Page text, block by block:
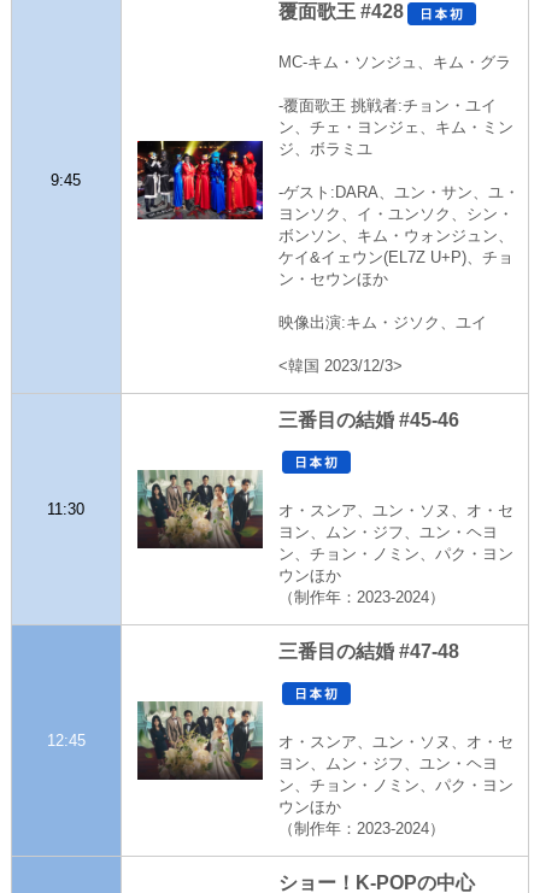
9:45
覆面歌王 #428
MC-キム・ソンジュ、キム・グラ
-覆面歌王 挑戦者:チョン・ユイ
ン、チェ・ヨンジェ、キム・ミン
ジ、ボラミユ
-ゲスト:DARA、ユン・サン、ユ・
ヨンソク、イ・ユンソク、シン・
ボンソン、キム・ウォンジュン、
ケイ&イェウン(EL7Z U+P)、チョ
ン・セウンほか
映像出演:キム・ジソク、ユイ
<韓国 2023/12/3>
11:30
三番目の結婚 #45-46
オ・スンア、ユン・ソヌ、オ・セ
ヨン、ムン・ジフ、ユン・ヘヨ
ン、チョン・ノミン、パク・ヨン
ウンほか
（制作年：2023-2024）
12:45
三番目の結婚 #47-48
オ・スンア、ユン・ソヌ、オ・セ
ヨン、ムン・ジフ、ユン・ヘヨ
ン、チョン・ノミン、パク・ヨン
ウンほか
（制作年：2023-2024）
ショー！K-POPの中心